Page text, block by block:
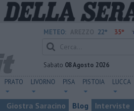
METEO: 22° 35°
Sabato 08 Agosto 2026
PRATO LIVORNO PISA PISTOIA LUCCA
Giostra Saracino Blog Interviste